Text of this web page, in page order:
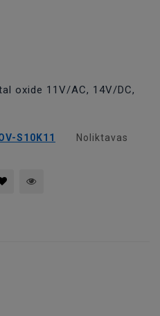
oxide 11V/AC, 14V/DC,
S10K11
Noliktavas